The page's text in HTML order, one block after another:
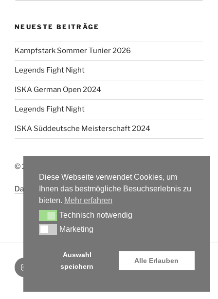
NEUESTE BEITRÄGE
Kampfstark Sommer Tunier 2026
Legends Fight Night
ISKA German Open 2024
Legends Fight Night
ISKA Süddeutsche Meisterschaft 2024
© 2025 Emrah Sanli
Datenschutz Impressum
InstagramYouTubeWhatsApp
Diese Webseite verwendet Cookies, um
Ihnen das bestmögliche Besuchserlebnis zu
bieten. Mehr erfahren
Technisch notwendig
Technisch notwendig
MarketingMarketing
Auswahl
speichern
Alle Erlauben